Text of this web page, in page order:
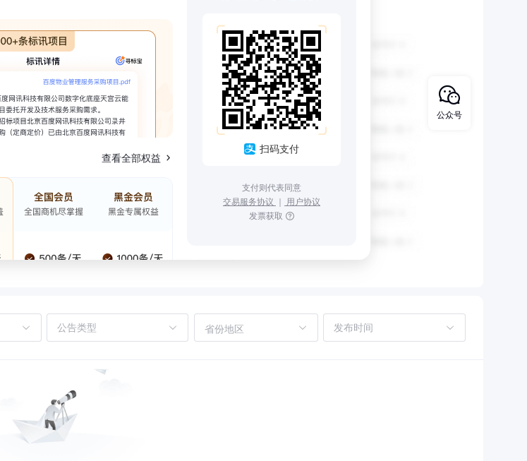
查看全部权益
扫码支付
支付则代表同意
交易服务协议 ｜ 用户协议
发票获取
省份地区
公众号